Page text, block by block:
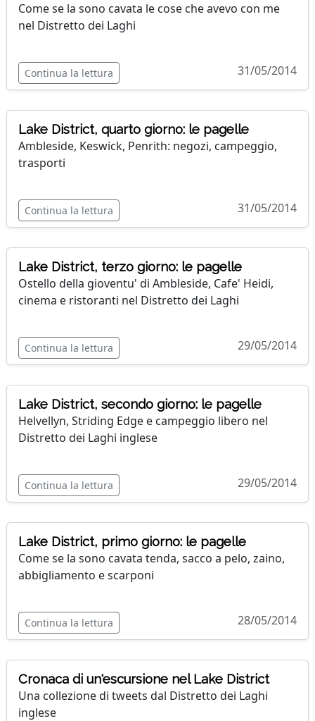
Come se la sono cavata le cose che avevo con me
nel Distretto dei Laghi
Continua la lettura 31/05/2014
Lake District, quarto giorno: le pagelle
Ambleside, Keswick, Penrith: negozi, campeggio,
trasporti
Continua la lettura 31/05/2014
Lake District, terzo giorno: le pagelle
Ostello della gioventu' di Ambleside, Cafe' Heidi,
cinema e ristoranti nel Distretto dei Laghi
Continua la lettura 29/05/2014
Lake District, secondo giorno: le pagelle
Helvellyn, Striding Edge e campeggio libero nel
Distretto dei Laghi inglese
Continua la lettura 29/05/2014
Lake District, primo giorno: le pagelle
Come se la sono cavata tenda, sacco a pelo, zaino,
abbigliamento e scarponi
Continua la lettura 28/05/2014
Cronaca di un'escursione nel Lake District
Una collezione di tweets dal Distretto dei Laghi
inglese